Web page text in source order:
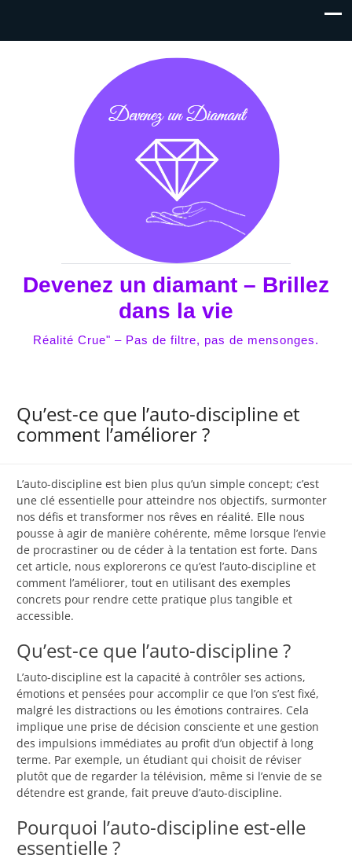
Devenez un diamant – Brillez
dans la vie
Réalité Crue" – Pas de filtre, pas de mensonges.
Qu’est-ce que l’auto-discipline et
comment l’améliorer ?
L’auto-discipline est bien plus qu’un simple concept; c’est
une clé essentielle pour atteindre nos objectifs, surmonter
nos défis et transformer nos rêves en réalité. Elle nous
pousse à agir de manière cohérente, même lorsque l’envie
de procrastiner ou de céder à la tentation est forte. Dans
cet article, nous explorerons ce qu’est l’auto-discipline et
comment l’améliorer, tout en utilisant des exemples
concrets pour rendre cette pratique plus tangible et
accessible.
Qu’est-ce que l’auto-discipline ?
L’auto-discipline est la capacité à contrôler ses actions,
émotions et pensées pour accomplir ce que l’on s’est fixé,
malgré les distractions ou les émotions contraires. Cela
implique une prise de décision consciente et une gestion
des impulsions immédiates au profit d’un objectif à long
terme. Par exemple, un étudiant qui choisit de réviser
plutôt que de regarder la télévision, même si l’envie de se
détendre est grande, fait preuve d’auto-discipline.
Pourquoi l’auto-discipline est-elle
essentielle ?